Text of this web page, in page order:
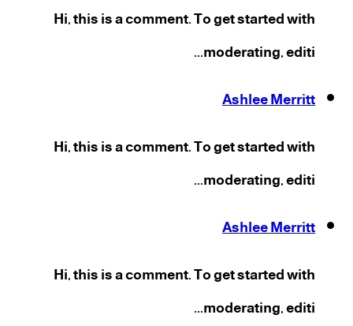
Hi, this is a comment. To get started with
moderating, editi...
Ashlee Merritt
Hi, this is a comment. To get started with
moderating, editi...
Ashlee Merritt
Hi, this is a comment. To get started with
moderating, editi...